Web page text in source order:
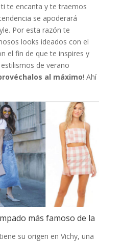
te encanta y te traemos
se apoderará
Por esta razón te
looks ideados con el
el fin de que te inspires y
de verano
al máximo! Ahí
más famoso de la
su origen en Vichy, una